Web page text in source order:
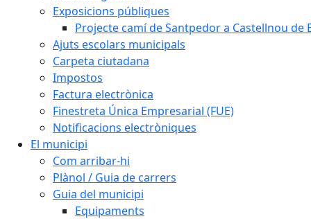
Exposicions públiques
Projecte camí de Santpedor a Castellnou de
Ajuts escolars municipals
Carpeta ciutadana
Impostos
Factura electrònica
Finestreta Única Empresarial (FUE)
Notificacions electròniques
El municipi
Com arribar-hi
Plànol / Guia de carrers
Guia del municipi
Equipaments